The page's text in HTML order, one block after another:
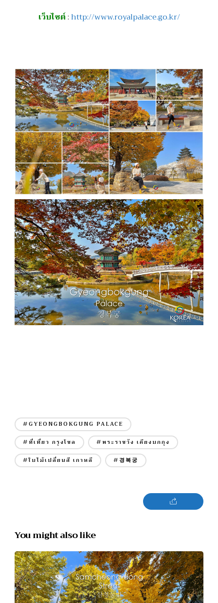
เว็บไซต์:http://www.royalpalace.go.kr/
#GYEONGBOKGUNG PALACE
#ที่เที่ยว กรุงโซล
#พระราชวัง เคียงบกกุง
#ใบไม้เปลี่ยนสี เกาหลี
#경복궁
You might also like